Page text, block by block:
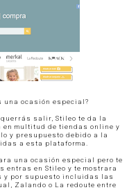
una ocasión especial?
querrás salir, Stileo te da la
multitud de tiendas online y
y presupuesto debido a la
a esta plataforma.
una ocasión especial pero te
entras en Stileo y te mostrara
y por supuesto incluidas las
Zalando o La redoute entre